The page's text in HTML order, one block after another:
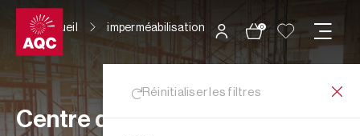
Panneau de gestion des cookies
0
Accueil imperméabilisation
Réinitialiser les filtres
Centre de ressources